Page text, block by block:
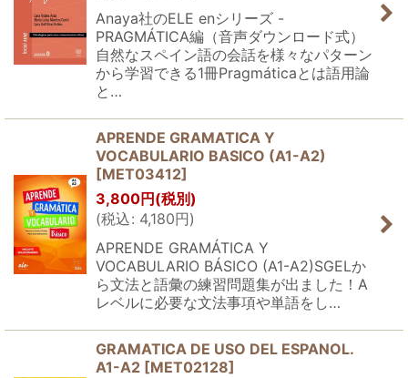
Anaya社のELE enシリーズ -
PRAGMÁTICA編（音声ダウンロード式）
自然なスペイン語の会話を様々なパターン
から学習できる1冊Pragmáticaとは語用論
と…
APRENDE GRAMATICA Y
VOCABULARIO BASICO (A1-A2)
[MET03412]
3,800円 (税別)
(税込: 4,180円)
APRENDE GRAMÁTICA Y
VOCABULARIO BÁSICO (A1-A2)SGELか
ら文法と語彙の練習問題集が出ました！A
レベルに必要な文法事項や単語をし…
GRAMATICA DE USO DEL ESPANOL.
A1-A2 [MET02128]